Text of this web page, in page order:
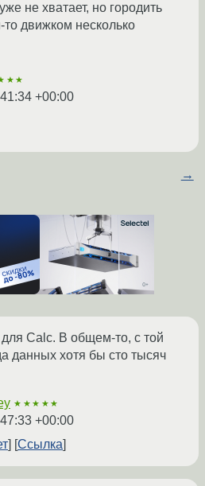
не хватает, но городить
то движком несколько
+00:00
→
Calc. В общем-то, с той
данных хотя бы сто тысяч
★★★★★
+00:00
Ссылка